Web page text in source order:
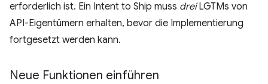
erforderlich ist. Ein Intent to Ship muss dreiLGTMs von
API-Eigentümern erhalten, bevor die Implementierung
fortgesetzt werden kann.
Neue Funktionen einführen